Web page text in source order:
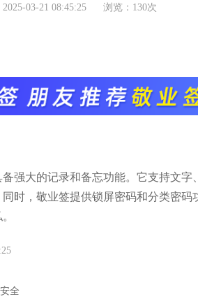
03-21 08:45:25 浏览： 130次
强大的记录和备忘功能。它支持文字
时，敬业签提供锁屏密码和分类密码
全